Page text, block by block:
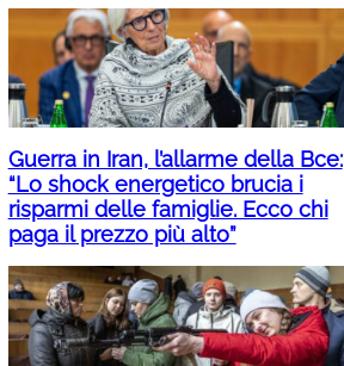
Guerra in Iran, l’allarme della Bce:
“Lo shock energetico brucia i
risparmi delle famiglie. Ecco chi
paga il prezzo più alto”